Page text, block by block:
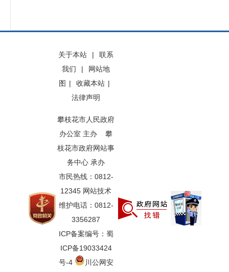
关于本站 |
联系
我们
|
网站地
图 | 收藏本站 |
法律声明
攀枝花市人民政府
办公室 主办 攀
枝花市政府网站事
务中心 承办
市民热线：0812-
12345 网站技术
维护电话：0812-
3356287
ICP备案编号：蜀
ICP备19033424
号-4
川公网安